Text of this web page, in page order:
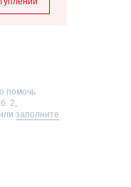
помочь
2
или заполните